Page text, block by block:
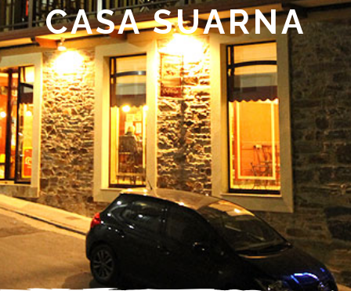
CASA SUARNA